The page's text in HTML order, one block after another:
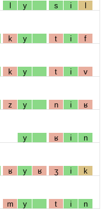
l y s i l
k y t i f
k y t i v
z y n i ʁ
y ʁ i n
ʁ y ʁ ʒ i k
m y t i n